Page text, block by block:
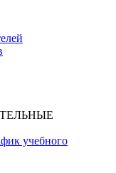
учебного